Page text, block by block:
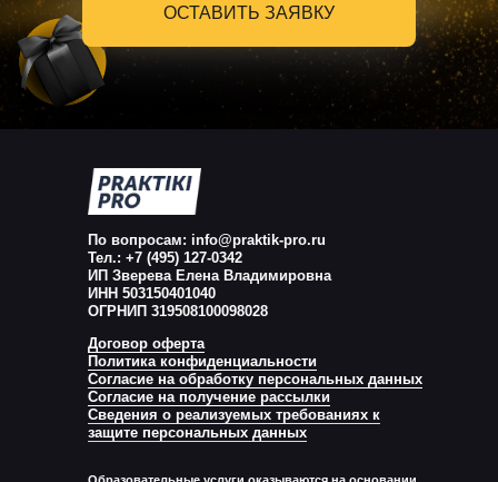
ОСТАВИТЬ ЗАЯВКУ
По вопросам: info@praktik-pro.ru
Тел.: +7 (495) 127-0342
ИП Зверева Елена Владимировна
ИНН 503150401040
ОГРНИП 319508100098028
Договор оферта
Политика конфиденциальности
Согласие на обработку персональных данных
Согласие на получение рассылки
Сведения о реализуемых требованиях к
защите персональных данных